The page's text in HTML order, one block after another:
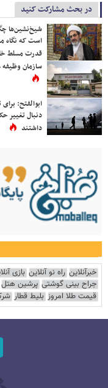
در بحث مشارکت کنید
شیخ‌نشین‌ها
است که نگاه
قدرت مسلط
سازمان وظیفه
ابوالفتح:
دنبال
داشتند
خبرآنلاین راه نو آنلاین بازی
جراح بینی گوشتی پرشین هتل
قیمت طلا امروز بلیط قطار